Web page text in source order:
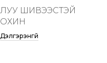
ЛУУ ШИВЭЭСТЭЙ
ОХИН
Дэлгэрэнгүй